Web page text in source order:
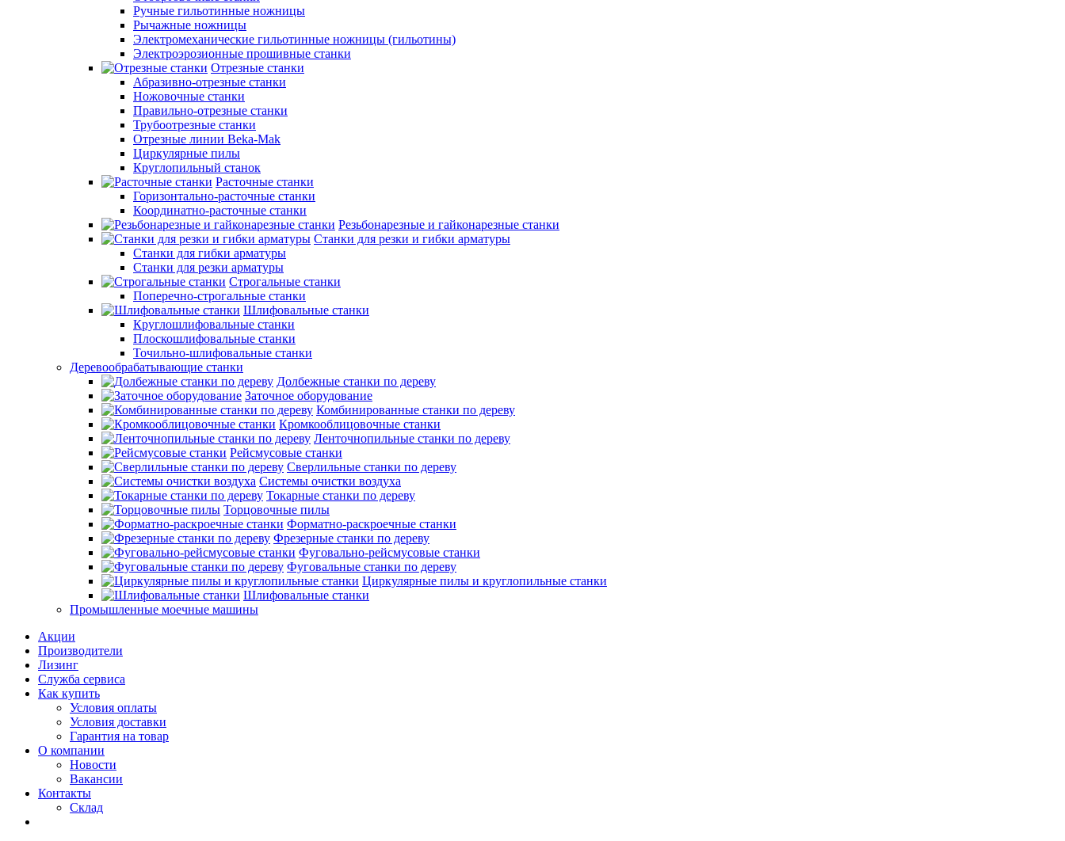
Ручные гильотинные ножницы
Рычажные ножницы
Электромеханические гильотинные ножницы (гильотины)
Электроэрозионные прошивные станки
Отрезные станки
Абразивно-отрезные станки
Ножовочные станки
Правильно-отрезные станки
Трубоотрезные станки
Отрезные линии Beka-Mak
Циркулярные пилы
Круглопильный станок
Расточные станки
Горизонтально-расточные станки
Координатно-расточные станки
Резьбонарезные и гайконарезные станки
Станки для резки и гибки арматуры
Станки для гибки арматуры
Станки для резки арматуры
Строгальные станки
Поперечно-строгальные станки
Шлифовальные станки
Круглошлифовальные станки
Плоскошлифовальные станки
Точильно-шлифовальные станки
Деревообрабатывающие станки
Долбежные станки по дереву
Заточное оборудование
Комбинированные станки по дереву
Кромкооблицовочные станки
Ленточнопильные станки по дереву
Рейсмусовые станки
Сверлильные станки по дереву
Системы очистки воздуха
Токарные станки по дереву
Торцовочные пилы
Форматно-раскроечные станки
Фрезерные станки по дереву
Фуговально-рейсмусовые станки
Фуговальные станки по дереву
Циркулярные пилы и круглопильные станки
Шлифовальные станки
Промышленные моечные машины
Акции
Производители
Лизинг
Служба сервиса
Как купить
Условия оплаты
Условия доставки
Гарантия на товар
О компании
Новости
Вакансии
Контакты
Склад